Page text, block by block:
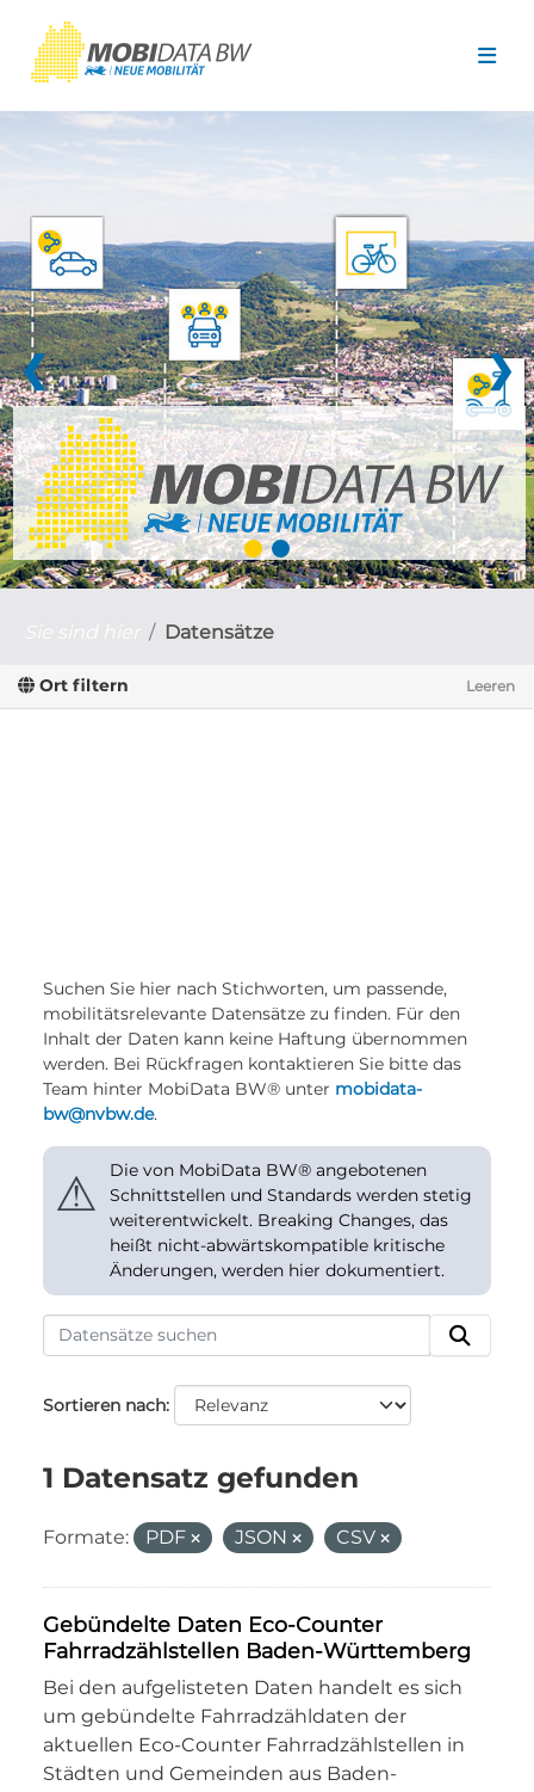
❮ ❯
Datensätze
Ort filtern Leeren
Suchen Sie hier nach Stichworten, um passende,
mobilitätsrelevante Datensätze zu finden. Für den
Inhalt der Daten kann keine Haftung übernommen
werden. Bei Rückfragen kontaktieren Sie bitte das
Team hinter MobiData BW® unter mobidata-
bw@nvbw.de.
⚠
Die von MobiData BW® angebotenen
Schnittstellen und Standards werden stetig
weiterentwickelt. Breaking Changes, das
heißt nicht-abwärtskompatible kritische
Änderungen, werden hier dokumentiert.
Sortieren nach
1 Datensatz gefunden
Formate: PDF JSON CSV
Gebündelte Daten Eco-Counter
Fahrradzählstellen Baden-Württemberg
Bei den aufgelisteten Daten handelt es sich
um gebündelte Fahrradzähldaten der
aktuellen Eco-Counter Fahrradzählstellen in
Städten und Gemeinden aus Baden-